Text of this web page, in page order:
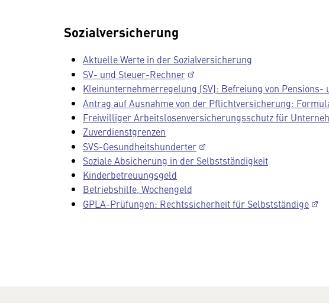
Sozialversicherung
Aktuelle Werte in der Sozialversicherung
SV- und Steuer-Rechner
Kleinunternehmerregelung (SV): Befreiung von
Antrag auf Ausnahme von der Pflichtversicherung:
Freiwilliger Arbeitslosenversicherungsschutz für
Zuverdienstgrenzen
SVS-Gesundheitshunderter
Soziale Absicherung in der Selbstständigkeit
Kinderbetreuungsgeld
Betriebshilfe, Wochengeld
GPLA-Prüfungen: Rechtssicherheit für Selbstständige